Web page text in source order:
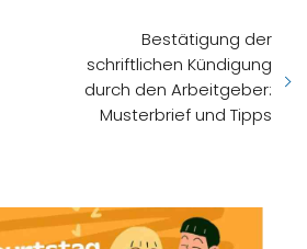
Bestätigung der
schriftlichen Kündigung
durch den Arbeitgeber:
Musterbrief und Tipps